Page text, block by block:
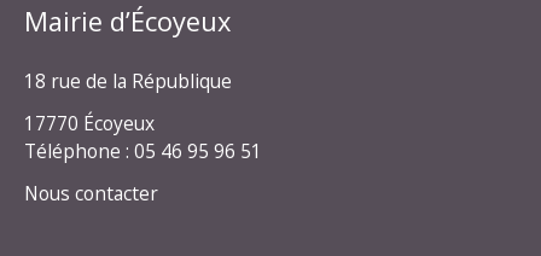
Mairie d’Écoyeux
18 rue de la République
17770 Écoyeux
Téléphone : 05 46 95 96 51
Nous contacter